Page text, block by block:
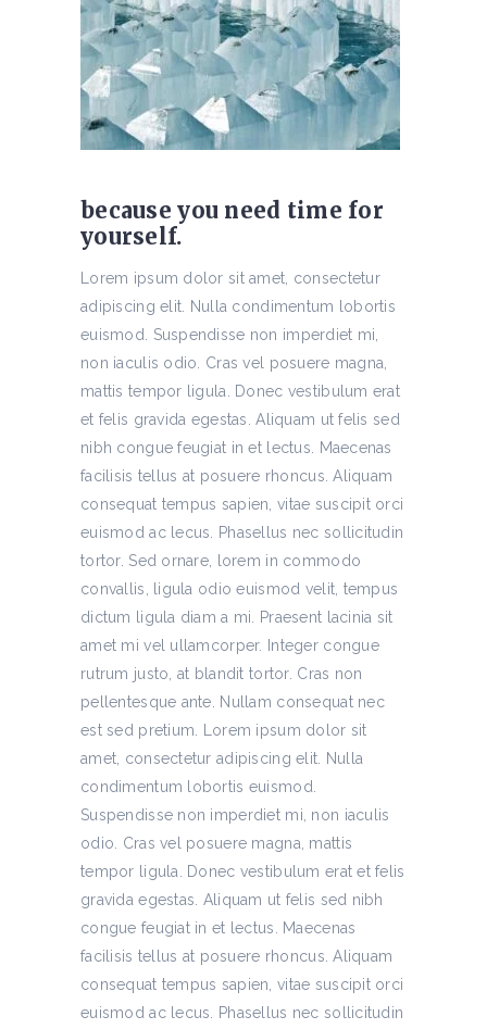
because you need time for
yourself.
Lorem ipsum dolor sit amet, consectetur
adipiscing elit. Nulla condimentum lobortis
euismod. Suspendisse non imperdiet mi,
non iaculis odio. Cras vel posuere magna,
mattis tempor ligula. Donec vestibulum erat
et felis gravida egestas. Aliquam ut felis sed
nibh congue feugiat in et lectus. Maecenas
facilisis tellus at posuere rhoncus. Aliquam
consequat tempus sapien, vitae suscipit orci
euismod ac lecus. Phasellus nec sollicitudin
tortor. Sed ornare, lorem in commodo
convallis, ligula odio euismod velit, tempus
dictum ligula diam a mi. Praesent lacinia sit
amet mi vel ullamcorper. Integer congue
rutrum justo, at blandit tortor. Cras non
pellentesque ante. Nullam consequat nec
est sed pretium. Lorem ipsum dolor sit
amet, consectetur adipiscing elit. Nulla
condimentum lobortis euismod.
Suspendisse non imperdiet mi, non iaculis
odio. Cras vel posuere magna, mattis
tempor ligula. Donec vestibulum erat et felis
gravida egestas. Aliquam ut felis sed nibh
congue feugiat in et lectus. Maecenas
facilisis tellus at posuere rhoncus. Aliquam
consequat tempus sapien, vitae suscipit orci
euismod ac lecus. Phasellus nec sollicitudin